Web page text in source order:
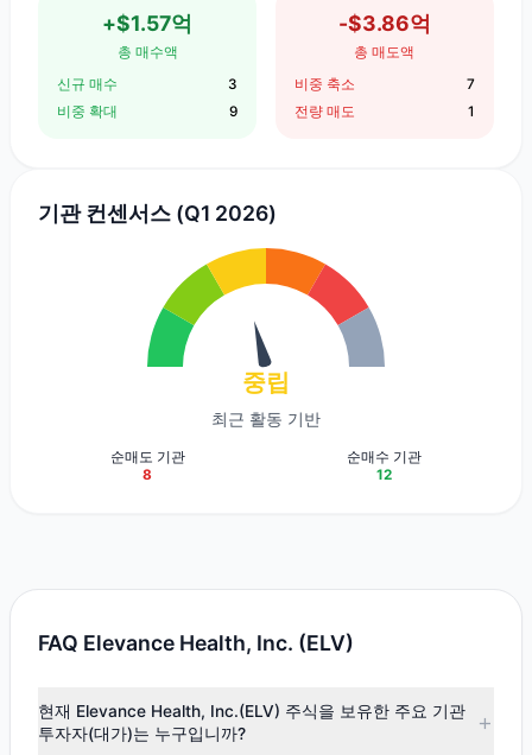
+$1.57억
총 매수액
신규 매수
3
비중 확대
9
-$3.86억
총 매도액
비중 축소
7
전량 매도
1
기관 컨센서스 (Q1 2026)
중립
최근 활동 기반
순매도 기관
8
순매수 기관
12
FAQ Elevance Health, Inc. (ELV)
현재 Elevance Health, Inc.(ELV) 주식을 보유한 주요 기관
투자자(대가)는 누구입니까?